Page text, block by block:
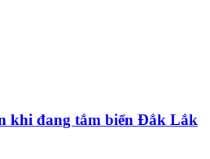
khi đang tắm biển Đắk Lắk